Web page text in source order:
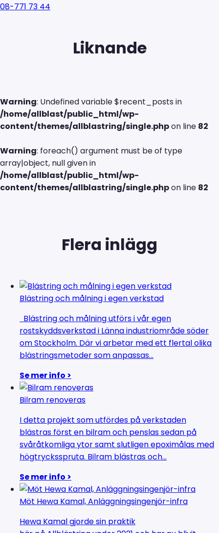
08-771 73 44
Liknande
Warning: Undefined variable $recent_posts in
/home/allblast/public_html/wp-
content/themes/allblastring/single.phpon line 82
Warning: foreach() argument must be of type
array|object, null given in
/home/allblast/public_html/wp-
content/themes/allblastring/single.phpon line 82
Flera inlägg
Blästring och målning i egen verkstad
Blästring och målning utförs i vår egen
rostskyddsverkstad i Länna industriområde söder
om Stockholm. Där vi arbetar med ett flertal olika
blästringsmetoder som anpassas...
Se mer info >
Bilram renoveras
I detta projekt som utfördes på verkstaden
blästras först en bilram och penslas sedan på
svåråtkomliga ytor samt slutligen epoximålas med
högtrycksspruta. Bilram blästras och...
Se mer info >
Möt Hewa Kamal, Anläggningsingenjör-infra
Hewa Kamal gjorde sin praktik